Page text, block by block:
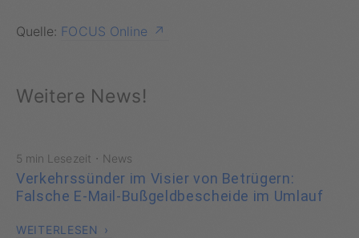
Quelle: FOCUS Online
Weitere News!
5 min Lesezeit · News
Verkehrssünder im Visier von Betrügern:
Falsche E-Mail-Bußgeldbescheide im Umlauf
WEITERLESEN